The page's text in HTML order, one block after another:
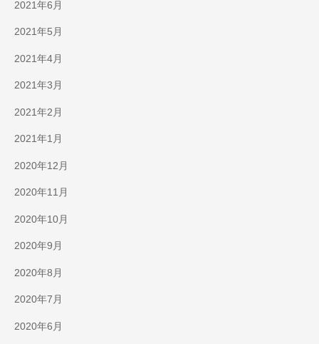
2021年6月
2021年5月
2021年4月
2021年3月
2021年2月
2021年1月
2020年12月
2020年11月
2020年10月
2020年9月
2020年8月
2020年7月
2020年6月